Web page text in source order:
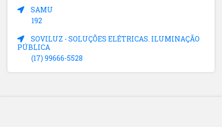
SAMU
192
SOVILUZ - SOLUÇÕES ELÉTRICAS. ILUMINAÇÃO
PÚBLICA
(17) 99666-5528